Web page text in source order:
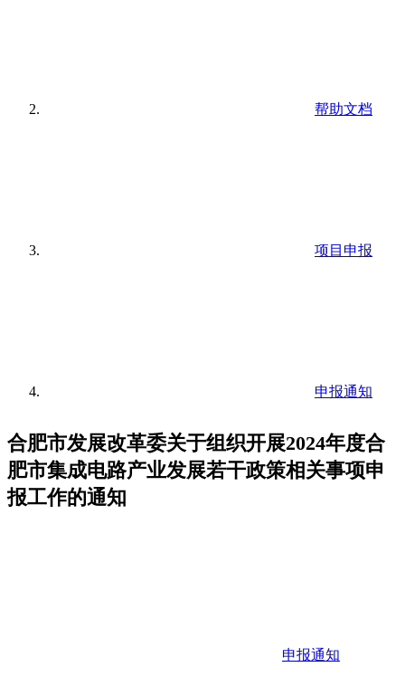
帮助文档
项目申报
申报通知
合肥市发展改革委关于组织开展2024年度合
肥市集成电路产业发展若干政策相关事项申
报工作的通知
申报通知